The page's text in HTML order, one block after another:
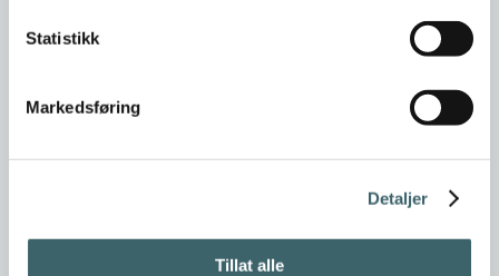
Statistikk
Markedsføring
Detaljer
Tillat alle